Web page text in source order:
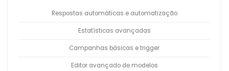
Respostas automáticas e automatização
Estatísticas avançadas
Campanhas básicas e trigger
Editor avançado de modelos